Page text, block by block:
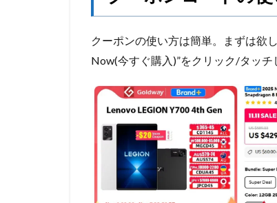
クーポンの使い方は簡単。まずは欲
Now(今すぐ購入)”をクリック/タッチ